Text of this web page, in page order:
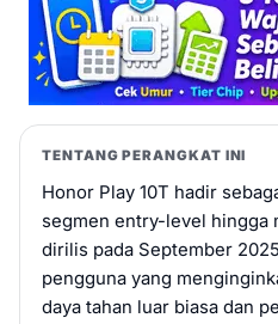
TENTANG PERANGKAT INI
Honor Play 10T hadir
segmen entry-level hingga
dirilis pada September
pengguna yang
daya tahan luar biasa dan